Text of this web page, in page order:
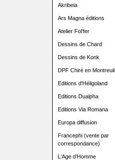
Akribeia
Ars Magna éditions
Atelier Fol'fer
Dessins de Chard
Dessins de Konk
DPF Chiré en Montreuil
Editions d'Héligoland
Editions Dualpha
Editions Via Romana
Europa diffusion
Francephi (vente par
correspondance)
L'Age d'Homme